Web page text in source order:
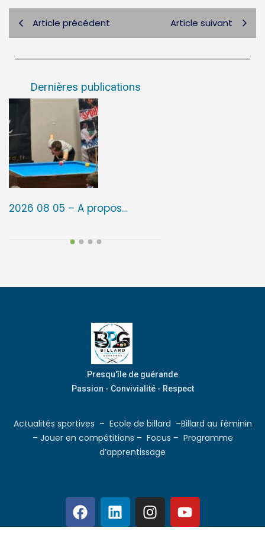
Dernières publications
2026 08 05 – A propos…
Article précédent Article suivant
Presqu'île de guérande
Passion - Convivialité - Respect
Actualités sportives – Ecole de billard –Billard au féminin
– Jouer en compétitions – Focus – Programme
d’apprentissage